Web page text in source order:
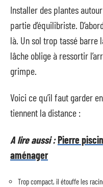
Installer des plantes
partie d’équilibriste.
là. Un sol trop tassé barre
lâche oblige à ressortir
grimpe.
Voici ce qu’il faut garder
tiennent la distance :
A lire aussi :Pierre
aménager
Trop compact, il étouffe les